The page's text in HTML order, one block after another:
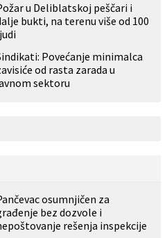
u Deliblatskoj peščari i
bukti, na terenu više od 100
Povećanje minimalca
od rasta zarada u
sektoru
osumnjičen za
bez dozvole i
rešenja inspekcije